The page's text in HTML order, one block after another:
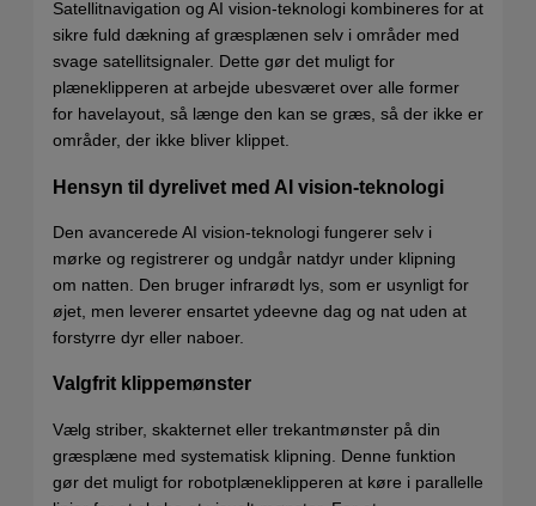
Satellitnavigation og AI vision-teknologi kombineres for at
sikre fuld dækning af græsplænen selv i områder med
svage satellitsignaler. Dette gør det muligt for
plæneklipperen at arbejde ubesværet over alle former
for havelayout, så længe den kan se græs, så der ikke er
områder, der ikke bliver klippet.
Hensyn til dyrelivet med AI vision-teknologi
Den avancerede AI vision-teknologi fungerer selv i
mørke og registrerer og undgår natdyr under klipning
om natten. Den bruger infrarødt lys, som er usynligt for
øjet, men leverer ensartet ydeevne dag og nat uden at
forstyrre dyr eller naboer.
Valgfrit klippemønster
Vælg striber, skakternet eller trekantmønster på din
græsplæne med systematisk klipning. Denne funktion
gør det muligt for robotplæneklipperen at køre i parallelle